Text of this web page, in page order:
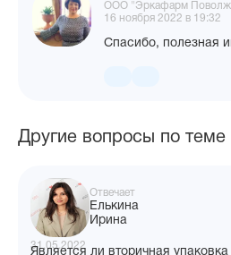
ООО "Эркафарм
16 ноября 2022 в 19:32
Спасибо, полезная
Другие вопросы по теме
Отвечает
Елькина
Ирина
31.05.2022
Является ли вторичная